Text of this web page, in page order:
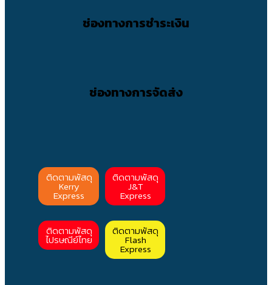
ช่องทางการชำระเงิน
ช่องทางการจัดส่ง
ติดตามพัสดุ
Kerry
Express
ติดตามพัสดุ
J&T
Express
ติดตามพัสดุ
ไปรษณีย์ไทย
ติดตามพัสดุ
Flash
Express